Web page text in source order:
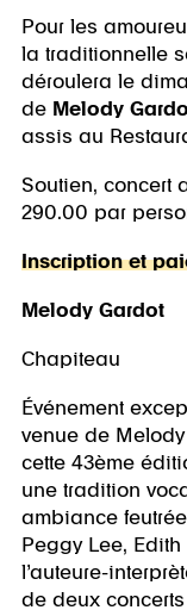
Pour les
la traditionnelle
déroulera le
de Melody
assis au
Soutien, concert
290.00 par
Inscription et
Melody Gardot
Chapiteau
Événement
venue de
cette 43ème
une tradition
ambiance
Peggy Lee,
l’auteure-
de deux